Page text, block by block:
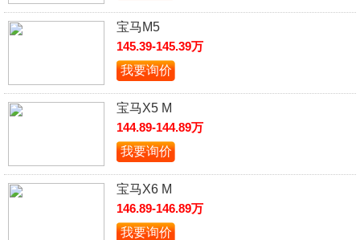
宝马M5
145.39-145.39万
我要询价
宝马X5 M
144.89-144.89万
我要询价
宝马X6 M
146.89-146.89万
我要询价